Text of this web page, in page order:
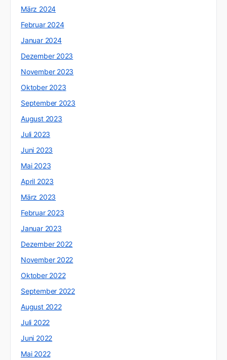
März 2024
Februar 2024
Januar 2024
Dezember 2023
November 2023
Oktober 2023
September 2023
August 2023
Juli 2023
Juni 2023
Mai 2023
April 2023
März 2023
Februar 2023
Januar 2023
Dezember 2022
November 2022
Oktober 2022
September 2022
August 2022
Juli 2022
Juni 2022
Mai 2022